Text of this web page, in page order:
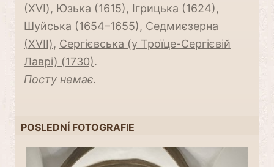
(ХVI), Юзька (1615), Ігрицька (1624),
Шуйська (1654–1655), Седмиєзерна
(ХVII), Сергієвська (у Троїце-Сергієвій
Лаврі) (1730).
Посту немає.
POSLEDNÍ FOTOGRAFIE